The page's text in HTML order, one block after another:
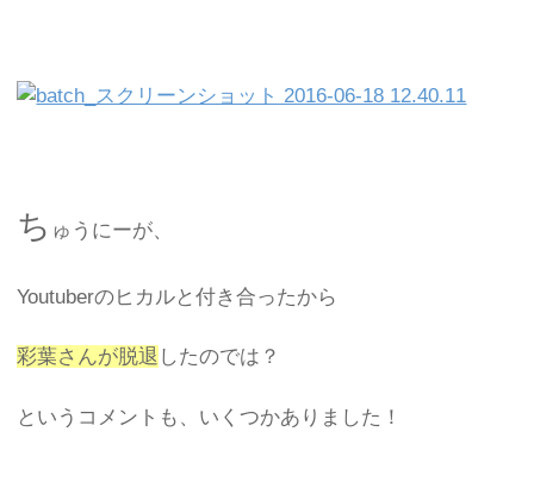
ち ゅうにーが、
Youtuberのヒカルと付き合ったから
彩葉さんが脱退 したのでは？
というコメントも、いくつかありました！